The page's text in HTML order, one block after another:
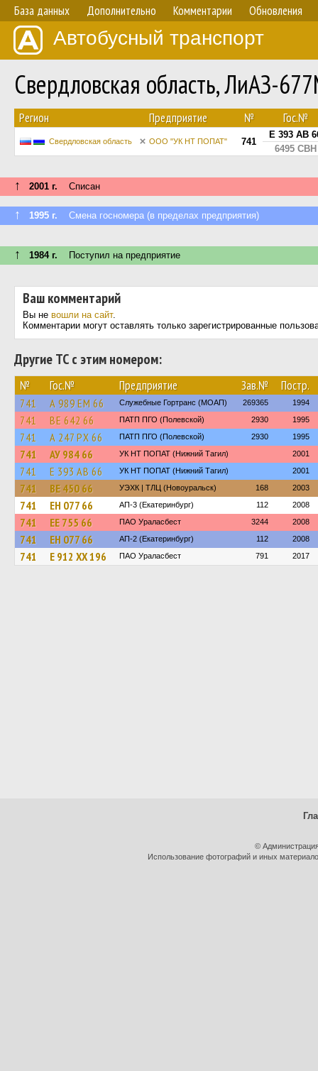
База данных Дополнительно Комментарии Обновления
Автобусный транспорт
Свердловская область, ЛиАЗ-
Регион Предприятие № Гос.№
Свердловская область ООО "УК НТ ПОПАТ" 741
Е 393 АВ
6495 СВН
↑ 2001 г. Списан
↑ 1995 г. Смена госномера (в пределах предприятия)
↑ 1984 г. Поступил на предприятие
Ваш комментарий
Вы не вошли на сайт.
Комментарии могут оставлять только зарегистрированные
Другие ТС с этим номером:
№ Гос.№ Предприятие Зав.№ Постр.
741 А 989 ЕМ 66 Служебные Гортранс (МОАП) 269365 1994
741 ВЕ 642 66 ПАТП ПГО (Полевской) 2930 1995
741 А 247 РХ 66 ПАТП ПГО (Полевской) 2930 1995
741 АУ 984 66 УК НТ ПОПАТ (Нижний Тагил) 2001
741 Е 393 АВ 66 УК НТ ПОПАТ (Нижний Тагил) 2001
741 ВЕ 450 66 УЭХК | ТЛЦ (Новоуральск) 168 2003
741 ЕН 077 66 АП-3 (Екатеринбург) 112 2008
741 ЕЕ 755 66 ПАО Ураласбест 3244 2008
741 ЕН 077 66 АП-2 (Екатеринбург) 112 2008
741 Е 912 ХХ 196 ПАО Ураласбест 791 2017
©
Использование фотографий и иных